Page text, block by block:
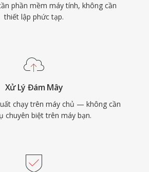
phần mềm máy tính, không cần
thiết lập phức tạp.
Xử Lý Đám Mây
chạy trên máy chủ — không cần
chuyên biệt trên máy bạn.